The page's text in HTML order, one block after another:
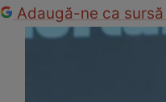
Adaugă-ne ca